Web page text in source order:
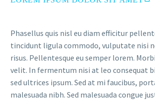
Phasellus quis nisl eu diam efficitur
tincidunt ligula commodo, vulputate nisi
risus. Pellentesque eu semper lorem.
velit. In fermentum nisi at leo consequat
sed ultrices ipsum. Sed at mi faucibus,
malesuada nibh. Sed malesuada congue